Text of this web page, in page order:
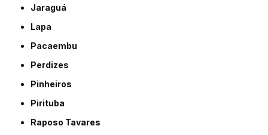
Jaraguá
Lapa
Pacaembu
Perdizes
Pinheiros
Pirituba
Raposo Tavares